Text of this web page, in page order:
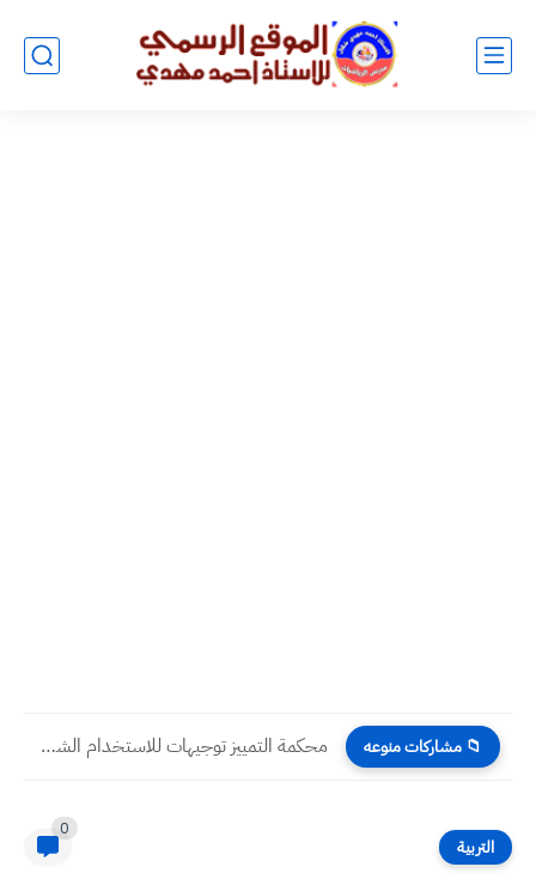
📁 مشاركات منوعه محكمة التمييز توجيهات للاستخدام الشخصي لوسائل التواصل الاجتماعي من قبل...
التربية
0